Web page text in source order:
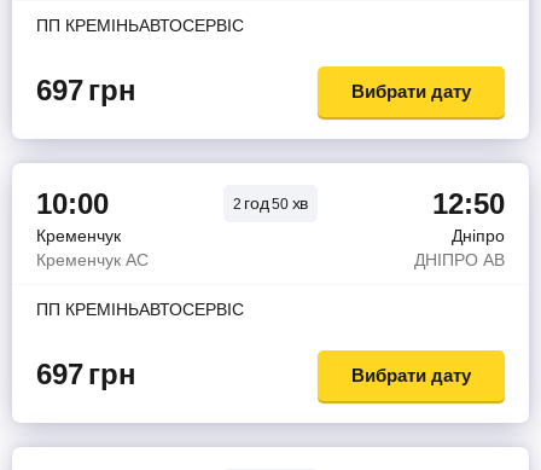
ПП КРЕМIНЬАВТОСЕРВIС
697грн Вибрати дату
10:00 2 год50 хв 12:50
Кременчук
Дніпро
Кременчук АС
ДНIПРО АВ
ПП КРЕМIНЬАВТОСЕРВIС
697грн Вибрати дату